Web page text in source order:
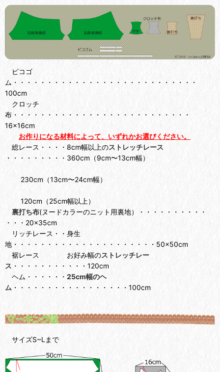
ピコゴ
ム・・・・・・・・・・・・・・・・・・・・・・・・・・・
100cm
クロッチ
布・・・・・・・・・・・・・・・・・・・・・・・・・・
16×16cm
お作りになる材料によって、いずれかお選びください。
総レース・・・・8cm幅以上のストレッチレース
・・・・・・・・・360cm（9cm〜13cm幅）
230cm（13cm〜24cm幅）
120cm（25cm幅以上）
裏打ち布(ヌードカラーのニット用裏地）・・・・・・・・・・
・・・20×35cm
リッチレース・・身生
地・・・・・・・・・・・・・・・・・・・・・50×50cm
裾レース お好み幅のストレッチレー
ス ・・・・・・・・・・・120cm
ヘム・・・・・・ 25cm幅のヘ
ム ・・・・・・・・・・・・・・・・・100cm
サイズS~Lまで